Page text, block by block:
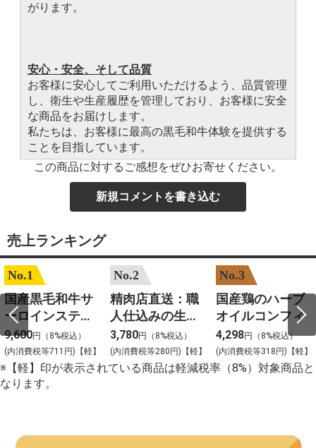
がります。
安心・安全、そして品質
お客様に安心してご利用いただけるよう、品質管理
し、衛生や生産履歴を管理しており、お客様に安全
な商品をお届けします。
私たちは、お客様に最高の黒毛和牛体験を提供する
ことを目指しています。
この商品に対するご感想をぜひお寄せください。
新規コメントを書き込む
売上ランキング
No.1
国産黒毛和牛サ
ーロインステー
キ 約200gカット
2枚入
9,600円（8%税込）
(内消費税等711円)【軽】
No.2
精肉店直送：職
人仕込みの生ハ
ンバーグ
3,780円（8%税込）
(内消費税等280円)【軽】
No.3
国産鶏のハーブ
オイルコンフィ
4,298円（8%税込）
(内消費税等318円)【軽】
※【軽】印が表示されている商品は軽減税率（8%）対象商品と
なります。